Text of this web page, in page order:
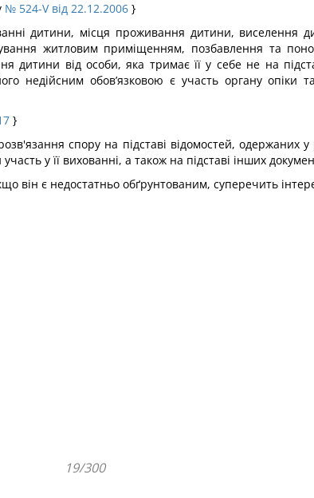
№ 524-V від 22.12.2006 }
дитини, місця проживання дитини, виселення
житловим приміщенням, позбавлення та
дитини від особи, яка тримає її у себе не на
недійсним обов’язковою є участь органу опіки
}
спору на підставі відомостей, одержаних
у її вихованні, а також на підставі інших
він є недостатньо обґрунтованим, суперечить
19/300